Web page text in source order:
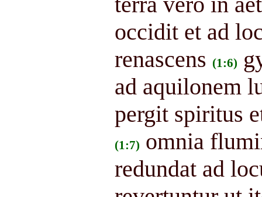
occidit et ad
renascens (1:6)
ad aquilonem
pergit spiritus
(1:7) omnia
redundat ad